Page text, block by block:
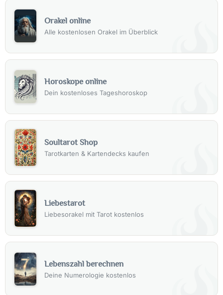
Orakel online
Alle kostenlosen Orakel im Überblick
Horoskope online
Dein kostenloses Tageshoroskop
Soultarot Shop
Tarotkarten & Kartendecks kaufen
Liebestarot
Liebesorakel mit Tarot kostenlos
Lebenszahl berechnen
Deine Numerologie kostenlos